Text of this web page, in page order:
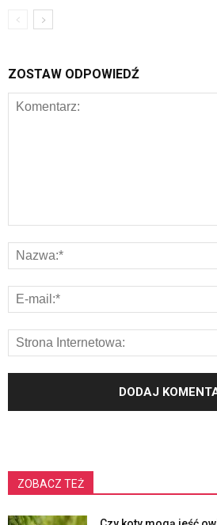
ZOSTAW ODPOWIEDŹ
ZOBACZ TEŻ